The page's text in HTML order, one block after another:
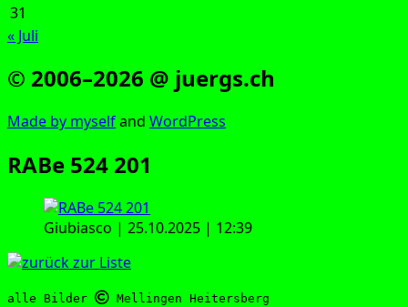
31
« Juli
© 2006–2026 @ juergs.ch
Made by mys­elfand Word­Press
RABe 524 201
Giubi­as­co | 25.10.2025 | 12:39
alle Bilder Mellingen Heitersberg